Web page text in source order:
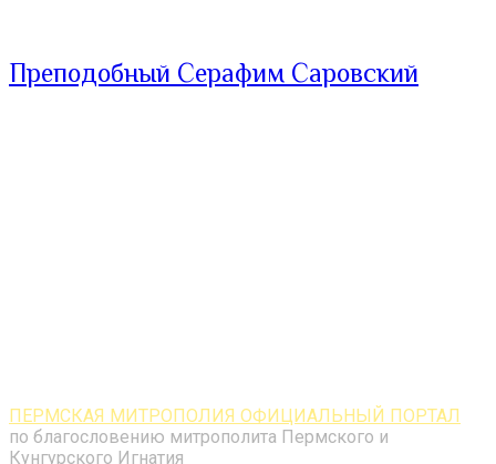
Преподобный Серафим Саровский
ПЕРМСКАЯ МИТРОПОЛИЯ ОФИЦИАЛЬНЫЙ ПОРТАЛ
по благословению митрополита Пермского и
Кунгурского Игнатия